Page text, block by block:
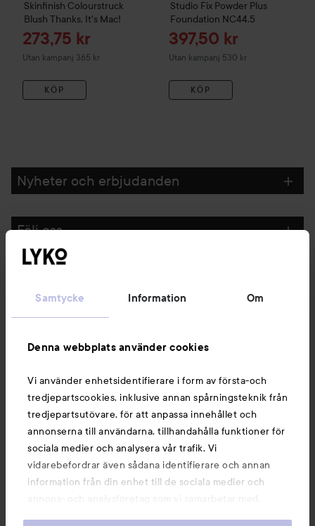
Samtycke Information Om
Denna webbplats använder cookies
Vi använder enhetsidentifierare i form av första-och
tredjepartscookies, inklusive annan spårningsteknik från
tredjepartsutövare, för att anpassa innehållet och
annonserna till användarna, tillhandahålla funktioner för
sociala medier och analysera vår trafik. Vi
vidarebefordrar även sådana identifierare och annan
information från din enhet till de sociala medier och
annons- och analysföretag som vi samarbetar med.
Skinfinish Colourstruck
Blush Thanks, It's Mac!
Reapris
273,75 kr
Utan kampanj 365 kr
KÖP
Studio Fix Powder Plus
Foundation NC44.5
Reapris
397,50 kr
Utan kampanj 530 kr
KÖP
Nyheter och erbjudanden
Följ oss
Du kanske också gillar